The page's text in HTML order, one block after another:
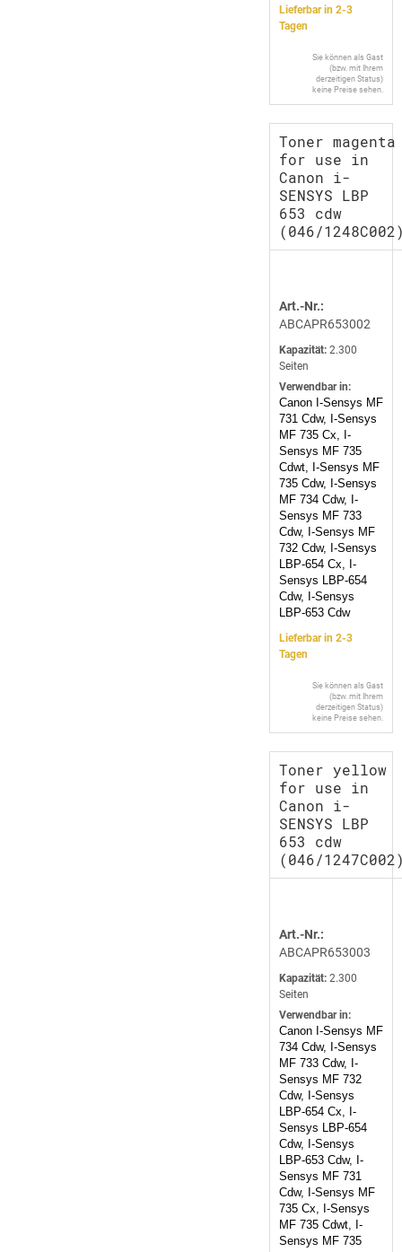
Lieferbar in 2-3
Tagen
Sie können als Gast
(bzw. mit Ihrem
derzeitigen Status)
keine Preise sehen.
Toner magenta
for use in
Canon i-
SENSYS LBP
653 cdw
(046/
Art.-Nr.:
ABCAPR653002
Kapazität: 2.300
Seiten
Verwendbar in:
Canon I-Sensys MF
731 Cdw, I-Sensys
MF 735 Cx, I-
Sensys MF 735
Cdwt, I-Sensys MF
735 Cdw, I-Sensys
MF 734 Cdw, I-
Sensys MF 733
Cdw, I-Sensys MF
732 Cdw, I-Sensys
LBP-654 Cx, I-
Sensys LBP-654
Cdw, I-Sensys
LBP-653 Cdw
Lieferbar in 2-3
Tagen
Sie können als Gast
(bzw. mit Ihrem
derzeitigen Status)
keine Preise sehen.
Toner yellow
for use in
Canon i-
SENSYS LBP
653 cdw
(046/
Art.-Nr.:
ABCAPR653003
Kapazität: 2.300
Seiten
Verwendbar in:
Canon I-Sensys MF
734 Cdw, I-Sensys
MF 733 Cdw, I-
Sensys MF 732
Cdw, I-Sensys
LBP-654 Cx, I-
Sensys LBP-654
Cdw, I-Sensys
LBP-653 Cdw, I-
Sensys MF 731
Cdw, I-Sensys MF
735 Cx, I-Sensys
MF 735 Cdwt, I-
Sensys MF 735